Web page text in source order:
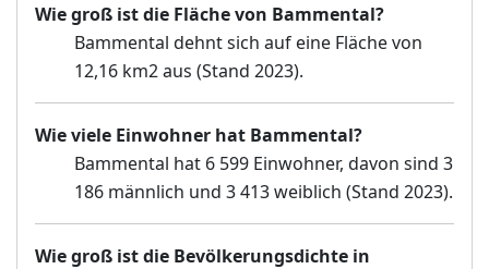
Wie groß ist die Fläche von Bammental?
Bammental dehnt sich auf eine Fläche von
12,16 km2 aus (Stand 2023).
Wie viele Einwohner hat Bammental?
Bammental hat 6 599 Einwohner, davon sind 3
186 männlich und 3 413 weiblich (Stand 2023).
Wie groß ist die Bevölkerungsdichte in